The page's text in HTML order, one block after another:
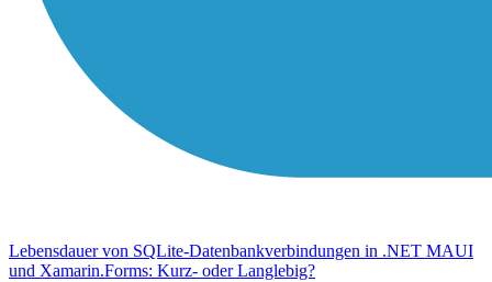
Lebensdauer von SQLite-Datenbankverbindungen in .NET MAUI
und Xamarin.Forms: Kurz- oder Langlebig?